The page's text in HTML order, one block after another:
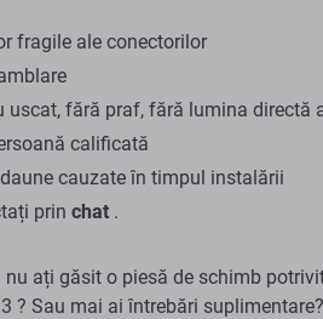
fragile ale conectorilor
fără praf, fără lumina directă
calificată
cauzate în timpul instalării
prin chat .
ați găsit o piesă de schimb
? Sau mai ai întrebări